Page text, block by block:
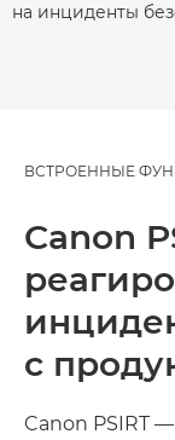
на инциденты
ВСТРОЕННЫЕ
Canon
с
Canon PSIRT